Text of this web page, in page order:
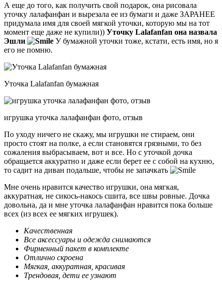
А еще до того, как получить свой подарок, она рисовала
уточку лалафанфан и вырезала ее из бумаги и даже ЗАРАНЕЕ
придумала имя для своей мягкой уточки, которую мы на тот
момент еще даже не купили)) Уточку Lalafanfan она назвала
Эшли
У бумажной уточки тоже, кстати, есть имя, но я
его не помню.
Уточка Lalafanfan бумажная
игрушка уточка лалафанфан фото, отзыв
По уходу ничего не скажу, мы игрушки не стираем, они
просто стоят на полке, а если становятся грязными, то без
сожаления выбрасываем, вот и все. Но с уточкой дочка
обращается аккуратно и даже если берет ее с собой на кухню,
то садит на диван подальше, чтобы не запачкать
Мне очень нравится качество игрушки, она мягкая,
аккуратная, не сикось-накось сшита, все швы ровные. Дочка
довольна, да и мне уточка лалафанфан нравится пока больше
всех (из всех ее мягких игрушек).
Качественная
Все аксессуары и одежда снимаются
Фирменный пакет в комплекте
Отлично скроена
Мягкая, аккуратная, красивая
Трендовая, дети ее узнают